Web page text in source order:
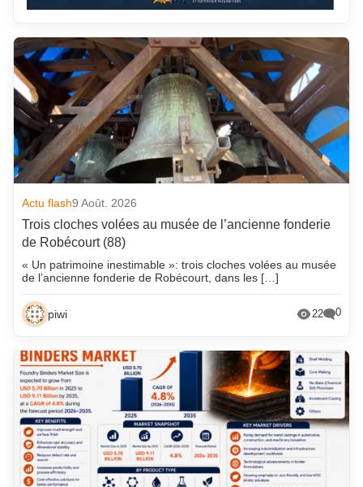
Actu flash9 Août. 2026
Trois cloches volées au musée de l’ancienne fonderie
de Robécourt (88)
« Un patrimoine inestimable »: trois cloches volées au musée
de l’ancienne fonderie de Robécourt, dans les […]
piwi 22 0